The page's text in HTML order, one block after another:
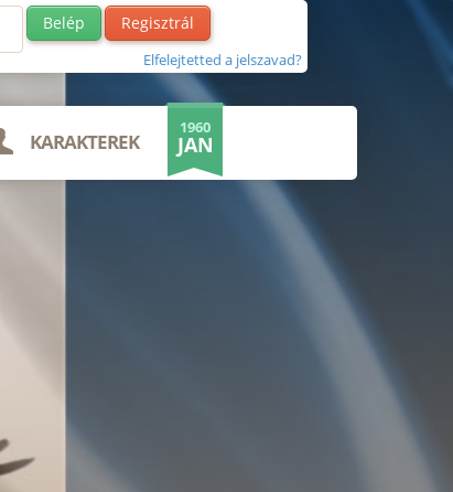
Regisztrál
Elfelejtetted a jelszavad?
KARAKTEREK
1960
JAN